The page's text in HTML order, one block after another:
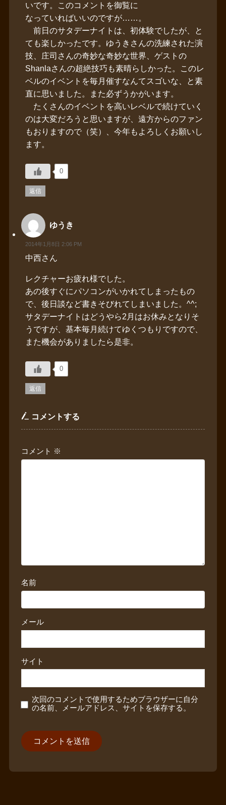
いです。このコメントを御覧に
なっていればいいのですが……。
前日のサタデーナイトは、初体験でしたが、と
ても楽しかったです。ゆうきさんの洗練された演
技、庄司さんの奇妙な奇妙な世界、ゲストの
Shanlaさんの超絶技巧も素晴らしかった。このレ
ベルのイベントを毎月催すなんてスゴいな、と素
直に思いました。また必ずうかがいます。
たくさんのイベントを高いレベルで続けていく
のは大変だろうと思いますが、遠方からのファン
もおりますので（笑）、今年もよろしくお願いし
ます。
0
返信
ゆうき
2014年1月8日 2:06 PM
中西さん
レクチャーお疲れ様でした。
あの後すぐにパソコンがいかれてしまったもの
で、後日談など書きそびれてしまいました。^^;
サタデーナイトはどうやら2月はお休みとなりそ
うですが、基本毎月続けてゆくつもりですので、
また機会がありましたら是非。
0
返信
コメントする
コメント ※
名前
メール
サイト
次回のコメントで使用するためブラウザーに自分
の名前、メールアドレス、サイトを保存する。